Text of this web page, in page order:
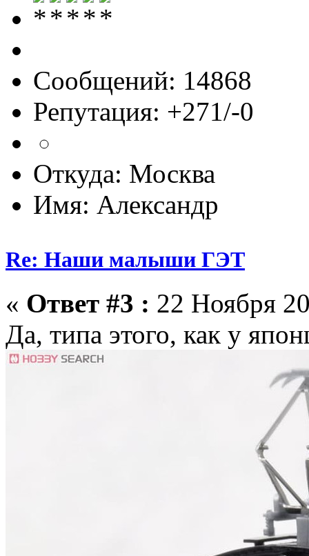
Сообщений: 14868
Репутация: +271/-0
Откуда: Москва
Имя: Александр
Re: Наши малыши ГЭТ
« Ответ #3 : 22 Ноября
Да, типа этого, как у